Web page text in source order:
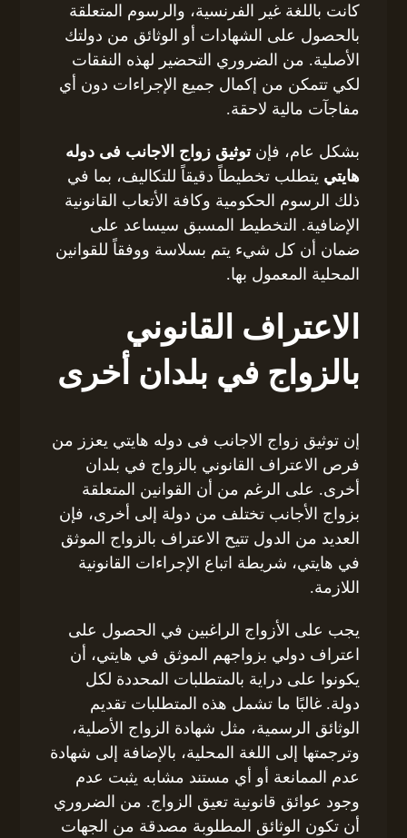
كانت باللغة غير الفرنسية، والرسوم المتعلقة
بالحصول على الشهادات أو الوثائق من دولتك
الأصلية. من الضروري التحضير لهذه النفقات
لكي تتمكن من إكمال جميع الإجراءات دون أي
مفاجآت مالية لاحقة.
بشكل عام، فإنتوثيق زواج الاجانب فى دوله
هايتي يتطلب تخطيطاً دقيقاً للتكاليف، بما في
ذلك الرسوم الحكومية وكافة الأتعاب القانونية
الإضافية. التخطيط المسبق سيساعد على
ضمان أن كل شيء يتم بسلاسة ووفقاً للقوانين
المحلية المعمول بها.
الاعتراف القانوني
بالزواج في بلدان أخرى
إن توثيق زواج الاجانب فى دوله هايتي يعزز من
فرص الاعتراف القانوني بالزواج في بلدان
أخرى. على الرغم من أن القوانين المتعلقة
بزواج الأجانب تختلف من دولة إلى أخرى، فإن
العديد من الدول تتيح الاعتراف بالزواج الموثق
في هايتي، شريطة اتباع الإجراءات القانونية
اللازمة.
يجب على الأزواج الراغبين في الحصول على
اعتراف دولي بزواجهم الموثق في هايتي، أن
يكونوا على دراية بالمتطلبات المحددة لكل
دولة. غالبًا ما تشمل هذه المتطلبات تقديم
الوثائق الرسمية، مثل شهادة الزواج الأصلية،
وترجمتها إلى اللغة المحلية، بالإضافة إلى شهادة
عدم الممانعة أو أي مستند مشابه يثبت عدم
وجود عوائق قانونية تعيق الزواج. من الضروري
أن تكون الوثائق المطلوبة مصدقة من الجهات